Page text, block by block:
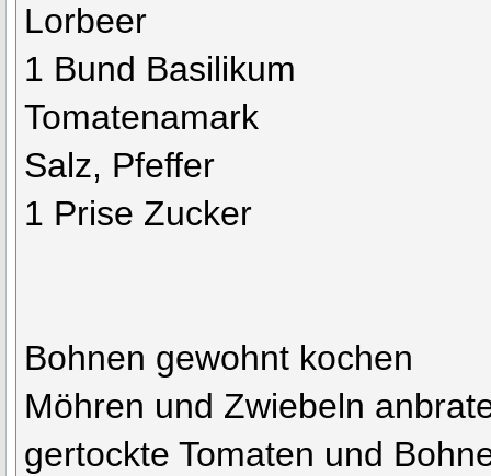
Lorbeer
1 Bund Basilikum
Tomatenamark
Salz, Pfeffer
1 Prise Zucker
Bohnen gewohnt kochen
Möhren und Zwiebeln
gertockte Tomaten und